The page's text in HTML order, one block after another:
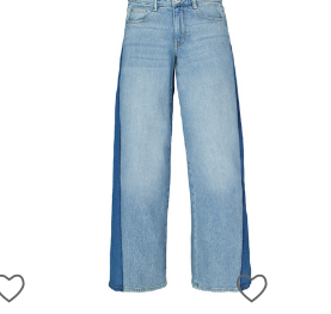
ZUR WUNSCHLISTE HINZUFÜGEN
ZUR